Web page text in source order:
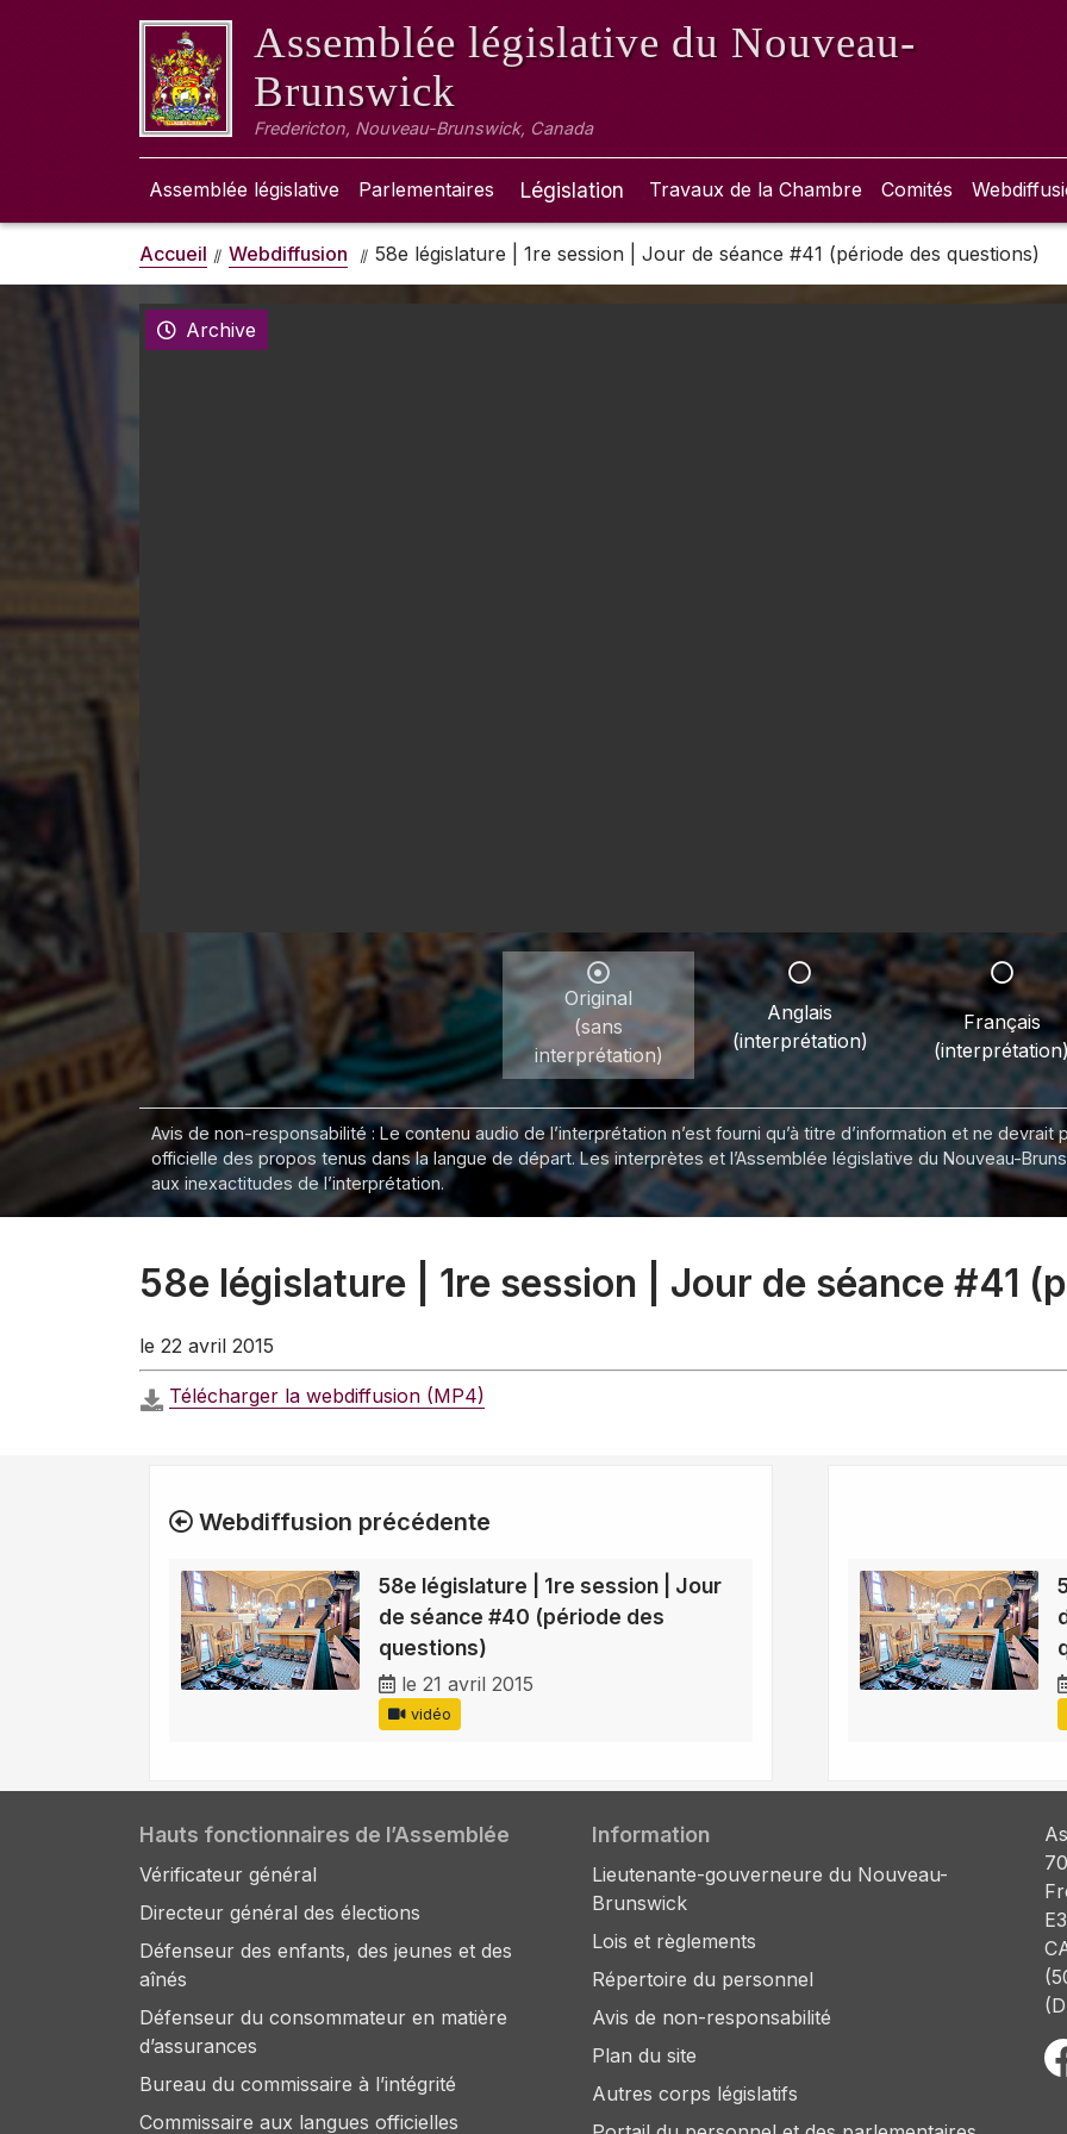
Assemblée législative du Nouveau-
Brunswick
Fredericton, Nouveau-Brunswick, Canada
Assemblée législative Parlementaires Législation Travaux de la Chambre Comités
Accueil Webdiffusion 58e législature | 1re session | Jour de séance #41 (période des questions)
Archive
Original
(sans
interprétation)
Anglais
(interprétation)
Français
Avis de non-responsabilité : Le contenu audio de l’interprétation n’est fourni qu’à titre d’information et ne
officielle des propos tenus dans la langue de départ. Les interprètes et l’Assemblée législative du Nouveau-
aux inexactitudes de l’interprétation.
58e législature | 1re session | Jour de séance #41
le 22 avril 2015
Télécharger la webdiffusion (MP4)
Webdiffusion précédente
58e législature | 1re session | Jour
de séance #40 (période des
questions)
le 21 avril 2015
vidéo
Hauts fonctionnaires de l’Assemblée
Vérificateur général
Directeur général des élections
Défenseur des enfants, des jeunes et des
aînés
Défenseur du consommateur en matière
d’assurances
Bureau du commissaire à l’intégrité
Commissaire aux langues officielles
Information
Lieutenante-gouverneure du Nouveau-
Brunswick
Lois et règlements
Répertoire du personnel
Avis de non-responsabilité
Plan du site
Autres corps législatifs